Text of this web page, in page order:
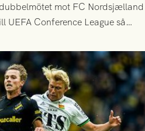
mot FC Nordsjælland
UEFA Conference League så
kort därpå. Motståndare blir
Valur och HŠK Zrinjski